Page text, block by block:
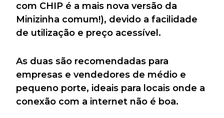
com CHIP é a mais nova versão da
Minizinha comum!), devido a facilidade
de utilização e preço acessível.
As duas são recomendadas para
empresas e vendedores de médio e
pequeno porte, ideais para locais onde a
conexão com a internet não é boa.